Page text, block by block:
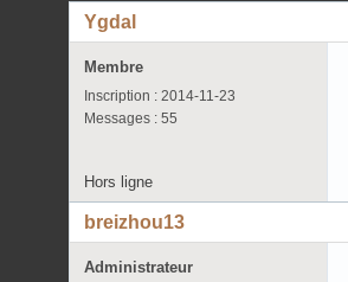
Ygdal
Membre
Inscription : 2014-11-23
Messages : 55
Hors ligne
breizhou13
Administrateur